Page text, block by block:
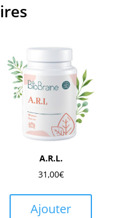
A.R.L.
31,00€
Ajouter